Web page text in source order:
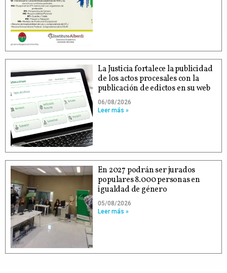
La Justicia fortalece la publicidad
de los actos procesales con la
publicación de edictos en su web
06/08/2026
Leer más »
En 2027 podrán ser jurados
populares 8.000 personas en
igualdad de género
05/08/2026
Leer más »